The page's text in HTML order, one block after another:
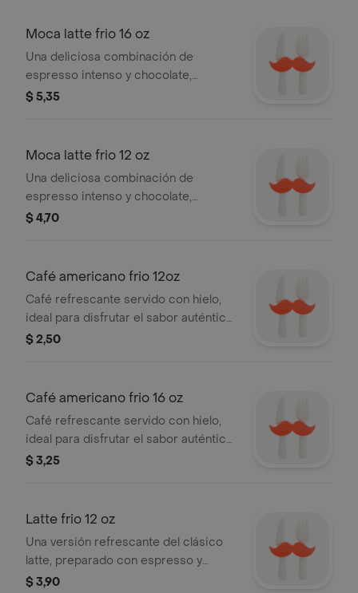
con leche caliente.
Moca latte frio 16 oz
Una deliciosa combinación de
espresso intenso y chocolate,
mezclados con leche fría y hielo para
$ 5,35
Moca latte frio 12 oz
Una deliciosa combinación de
espresso intenso y chocolate,
mezclados con leche fría y hielo para
$ 4,70
Café americano frio 12oz
Café refrescante servido con hielo,
ideal para disfrutar el sabor auténtico
del café en una versión más ligera y
$ 2,50
Café americano frio 16 oz
Café refrescante servido con hielo,
ideal para disfrutar el sabor auténtico
del café en una versión más ligera y
$ 3,25
Latte frio 12 oz
Una versión refrescante del clásico
latte, preparado con espresso y
abundante leche fría sobre hielo.
$ 3,90